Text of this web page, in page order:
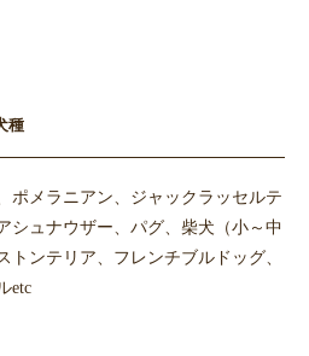
種
ポメラニアン、ジャックラッセルテ
シュナウザー、パグ、柴犬（小～中
ンテリア、フレンチブルドッグ、
etc